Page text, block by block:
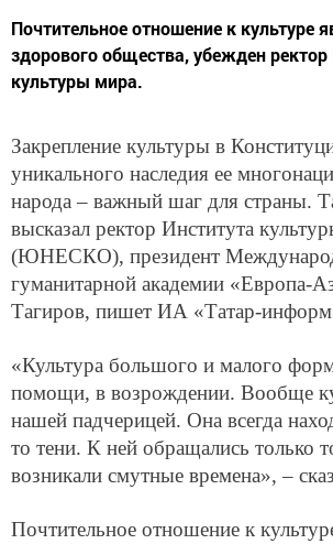
Почтительное отношение к культуре
здорового общества, убежден ректор
культуры мира.
Закрепление культуры в
уникального наследия ее
народа – важный шаг для страны.
высказал ректор Института
(ЮНЕСКО), президент
гуманитарной академии «Европа-
Тагиров, пишет ИА «Татар-
«Культура большого и малого
помощи, в возрождении. Вообще
нашей падчерицей. Она всегда
то тени. К ней обращались только
возникали смутные времена», –
Почтительное отношение к